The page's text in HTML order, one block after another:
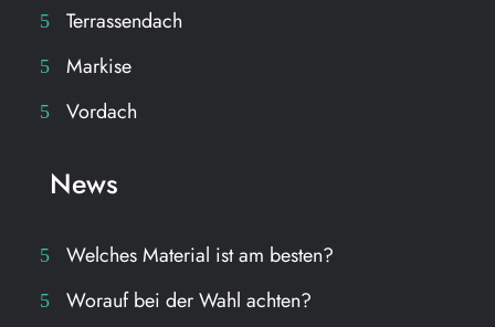
Terrassendach
Markise
Vordach
News
Welches Material ist am besten?
Worauf bei der Wahl achten?